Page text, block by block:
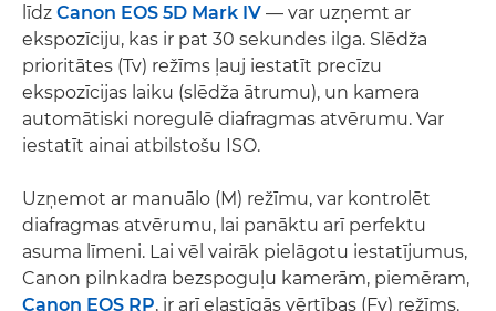
līdz Canon EOS 5D Mark IV — var uzņemt ar
ekspozīciju, kas ir pat 30 sekundes ilga. Slēdža
prioritātes (Tv) režīms ļauj iestatīt precīzu
ekspozīcijas laiku (slēdža ātrumu), un kamera
automātiski noregulē diafragmas atvērumu. Var
iestatīt ainai atbilstošu ISO.
Uzņemot ar manuālo (M) režīmu, var kontrolēt
diafragmas atvērumu, lai panāktu arī perfektu
asuma līmeni. Lai vēl vairāk pielāgotu iestatījumus,
Canon pilnkadra bezspoguļu kamerām, piemēram,
Canon EOS RP, ir arī elastīgās vērtības (Fv) režīms.